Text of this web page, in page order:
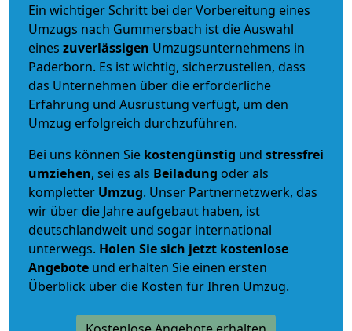
Ein wichtiger Schritt bei der Vorbereitung eines
Umzugs nach Gummersbach ist die Auswahl
eines zuverlässigen Umzugsunternehmens in
Paderborn. Es ist wichtig, sicherzustellen, dass
das Unternehmen über die erforderliche
Erfahrung und Ausrüstung verfügt, um den
Umzug erfolgreich durchzuführen.
Bei uns können Sie kostengünstig und stressfrei
umziehen, sei es als Beiladung oder als
kompletter Umzug. Unser Partnernetzwerk, das
wir über die Jahre aufgebaut haben, ist
deutschlandweit und sogar international
unterwegs. Holen Sie sich jetzt kostenlose
Angebote und erhalten Sie einen ersten
Überblick über die Kosten für Ihren Umzug.